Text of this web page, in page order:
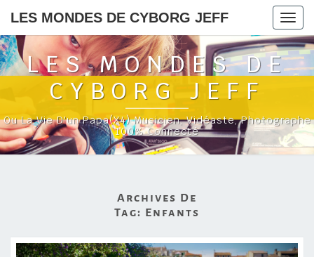
LES MONDES DE CYBORG JEFF
LES MONDES DE
CYBORG JEFF
Ou La Vie D'un Papa(x4) Musicien, Vidéaste, Photographe
100% Connecté
Archives De
Tag: Enfants